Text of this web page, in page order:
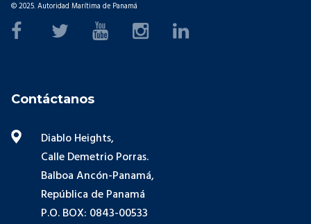
© 2025. Autoridad Marítima de Panamá
Contáctanos
Diablo Heights,
Calle Demetrio Porras.
Balboa Ancón-Panamá,
República de Panamá
P.O. BOX: 0843-00533